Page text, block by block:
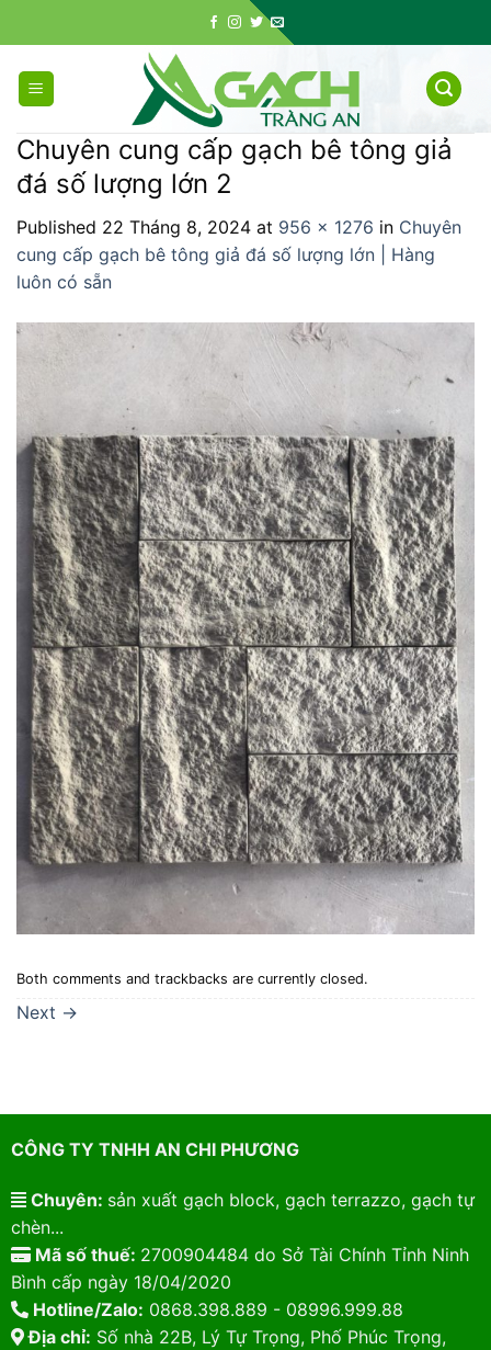
to
content
Chuyên cung cấp gạch bê tông giả
đá số lượng lớn 2
Published 22 Tháng 8, 2024 at 956 × 1276 in Chuyên
cung cấp gạch bê tông giả đá số lượng lớn | Hàng
luôn có sẵn
Both comments and trackbacks are currently closed.
Next →
CÔNG TY TNHH AN CHI PHƯƠNG
Chuyên: sản xuất gạch block, gạch terrazzo, gạch tự
chèn...
Mã số thuế: 2700904484 do Sở Tài Chính Tỉnh Ninh
Bình cấp ngày 18/04/2020
Hotline/Zalo: 0868.398.889 - 08996.999.88
Địa chỉ: Số nhà 22B, Lý Tự Trọng, Phố Phúc Trọng,